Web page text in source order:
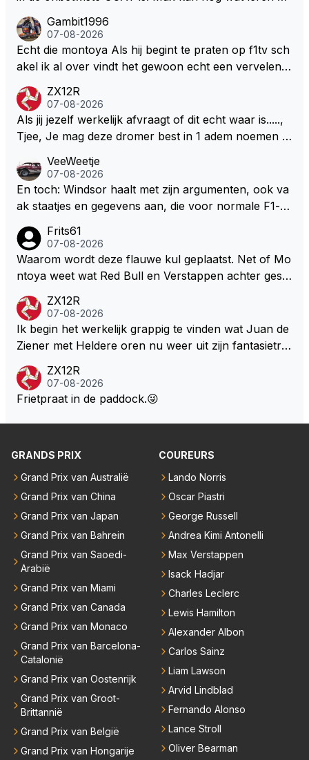
milton, hahahaha. Latifi pakt ze allemaal met de oge
n dicht met als onbetwiste nummer 2 of GOATINES
S Lawson natuurlijk 😂😂😂😂😂
Gambit1996
07-08-2026
Echt die montoya Als hij begint te praten op f1tv sch
akel ik al over vindt het gewoon echt een vervelend
weet 🤮🤮
ZX12R
07-08-2026
Als jij jezelf werkelijk afvraagt of dit echt waar is.....,
Tjee, Je mag deze dromer best in 1 adem noemen m
aar voordragen uit eigen geest. Kan mij voorstellen d
at je het leuk vindt sprookjes te luisteren maar heb jij
jezelf dan ook wel eens afgevraagd of de dappere b
ze wolff gesneden heeft?
VeeWeetje
07-08-2026
En toch: Windsor haalt met zijn argumenten, ook va
ak staatjes en gegevens aan, die voor normale F1-fa
okies made of your own dough" 🤣
Frits61
07-08-2026
Waarom wordt deze flauwe kul geplaatst. Net of Mo
ntoya weet wat Red Bull en Verstappen achter geslo
ZX12R
07-08-2026
Ik begin het werkelijk grappig te vinden wat Juan de
Ziener met Heldere oren nu weer uit zijn fantasietro
zijn eigen lege geest, of, hij behoort tot de intimi van
Team Verstappen...., Praten doet ie in iedergeval ma
ZX12R
07-08-2026
Frietpraat in de paddock.😜
GRANDS PRIX
Grand Prix van Australië
Grand Prix van China
Grand Prix van Japan
Grand Prix van Bahrein
Grand Prix van Saoedi-
Arabië
Grand Prix van Miami
Grand Prix van Canada
Grand Prix van Monaco
Grand Prix van Barcelona-
Catalonië
Grand Prix van Oostenrijk
Grand Prix van Groot-
Brittannië
Grand Prix van België
Grand Prix van Hongarije
COUREURS
Lando Norris
Oscar Piastri
George Russell
Andrea Kimi Antonelli
Max Verstappen
Isack Hadjar
Charles Leclerc
Lewis Hamilton
Alexander Albon
Carlos Sainz
Liam Lawson
Arvid Lindblad
Fernando Alonso
Lance Stroll
Oliver Bearman